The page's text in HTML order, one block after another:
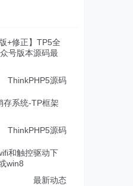
+修正】TP5全
号版本源码最
ThinkPHP5源码
存系统-TP框架
ThinkPHP5源码
和触控驱动下
win8
最新动态